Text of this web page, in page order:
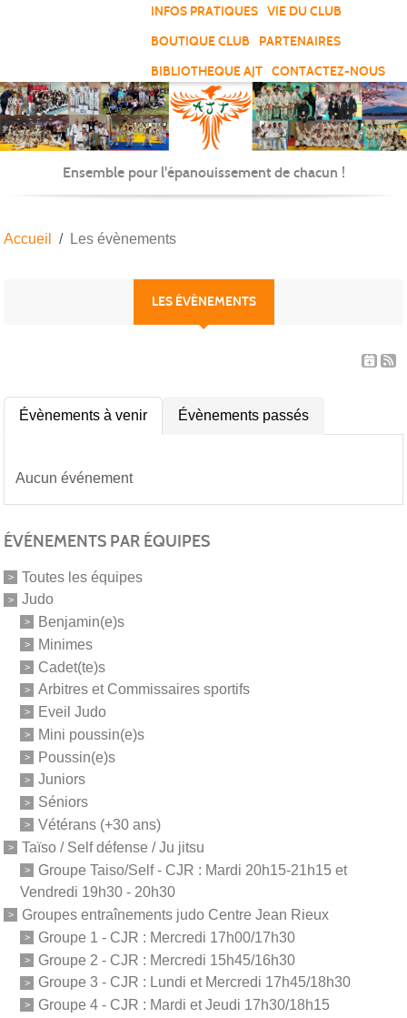
INFOS PRATIQUES
VIE DU CLUB
BOUTIQUE CLUB
PARTENAIRES
BIBLIOTHEQUE AJT
CONTACTEZ-NOUS
Ensemble pour l'épanouissement de chacun !
Accueil Les évènements
LES ÉVÈNEMENTS
Évènements à venir Évènements passés
Aucun événement
ÉVÉNEMENTS PAR ÉQUIPES
Toutes les équipes
Judo
Benjamin(e)s
Minimes
Cadet(te)s
Arbitres et Commissaires sportifs
Eveil Judo
Mini poussin(e)s
Poussin(e)s
Juniors
Séniors
Vétérans (+30 ans)
Taïso / Self défense / Ju jitsu
Groupe Taiso/Self - CJR : Mardi 20h15-21h15 et
Vendredi 19h30 - 20h30
Groupes entraînements judo Centre Jean Rieux
Groupe 1 - CJR : Mercredi 17h00/17h30
Groupe 2 - CJR : Mercredi 15h45/16h30
Groupe 3 - CJR : Lundi et Mercredi 17h45/18h30
Groupe 4 - CJR : Mardi et Jeudi 17h30/18h15
Panneau de gestion des cookies